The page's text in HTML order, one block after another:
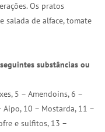
Os pratos
salada de alface, tomate
substâncias ou
5 – Amendoins, 6 –
Aipo, 10 – Mostarda, 11 –
e sulfitos, 13 –